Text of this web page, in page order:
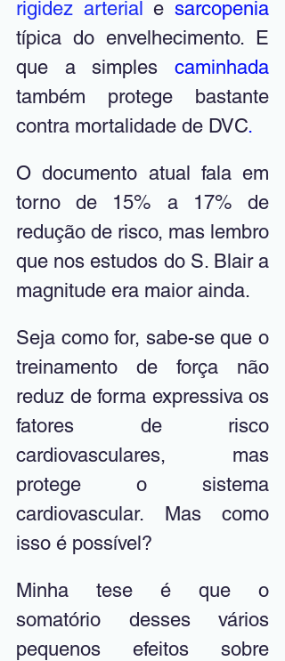
rigidez arterial e sarcopenia
típica do envelhecimento. E
que a simples
também protege bastante
contra mortalidade de DVC.
O documento atual fala em
torno de 15% a 17% de
redução de risco, mas lembro
que nos estudos do S. Blair a
magnitude era maior ainda.
treinamento de força não
reduz de forma expressiva os
fatores de risco
cardiovasculares, mas
protege o sistema
cardiovascular. Mas como
isso é possível?
Minha tese é que o
somatório desses vários
pequenos efeitos sobre